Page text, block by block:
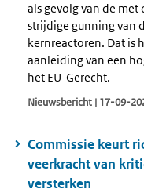
als gevolg van de met
strijdige gunning van
kernreactoren. Dat is
aanleiding van een
het EU-Gerecht.
Nieuwsbericht | 17-09-
Commissie keurt
veerkracht van
versterken